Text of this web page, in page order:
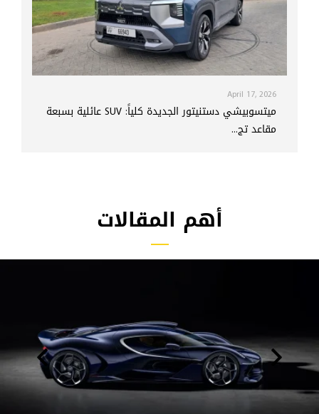
April 17, 2026
ميتسوبيشي دستنيتور الجديدة كلياً: SUV عائلية بسبعة
مقاعد تج...
أهم المقالات